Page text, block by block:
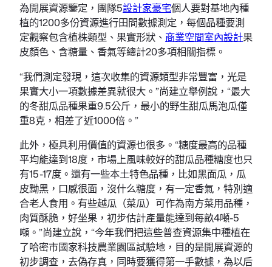
為開展資源鑒定，團隊5設計家豪宅個人要對基地內種
植的1200多份資源進行田間數據測定，每個品種要測
定觀察包含植株類型、果實形狀、 商業空間室內設計果
皮顏色、含糖量、香氣等總計20多項相關指標。
“我們測定發現，這次收集的資源類型非常豐富，光是
果實大小一項數據差異就很大。”尚建立舉例說，“最大
的冬甜瓜品種果重9.5公斤，最小的野生甜瓜馬泡瓜僅
重8克，相差了近1000倍。”
此外，極具利用價值的資源也很多。“糖度最高的品種
平均能達到18度，市場上風味較好的甜瓜品種糖度也只
有15-17度。還有一些本土特色品種，比如黑面瓜，瓜
皮黝黑，口感很面，沒什么糖度，有一定香氣，特別適
合老人食用。有些越瓜（菜瓜）可作為南方菜用品種，
肉質酥脆，好坐果，初步估計產量能達到每畝4噸-5
噸。”尚建立說，“今年我們把這些普查資源集中種植在
了哈密市國家科技農業園區試驗地，目的是開展資源的
初步調查，去偽存真，同時要獲得第一手數據，為以后